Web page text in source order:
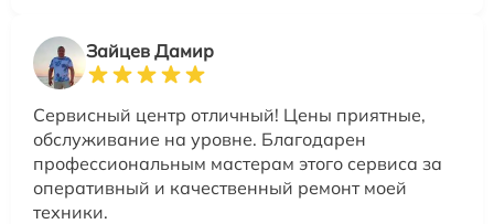
Зайцев Дамир
Сервисный центр отличный! Цены приятные,
обслуживание на уровне. Благодарен
профессиональным мастерам этого сервиса за
оперативный и качественный ремонт моей
техники.